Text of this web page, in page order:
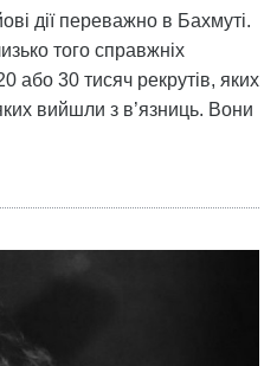
дії переважно в Бахмуті.
того справжніх
або 30 тисяч рекрутів, яких
вийшли з в’язниць. Вони